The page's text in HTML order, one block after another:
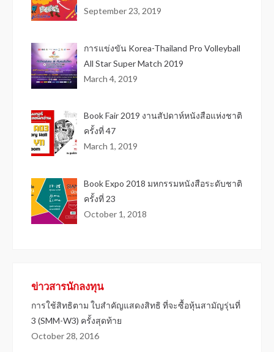
September 23, 2019
การแข่งขัน Korea-Thailand Pro Volleyball
All Star Super Match 2019
March 4, 2019
Book Fair 2019 งานสัปดาห์หนังสือแห่งชาติ
ครั้งที่ 47
March 1, 2019
Book Expo 2018 มหกรรมหนังสือระดับชาติ
ครั้งที่ 23
October 1, 2018
ข่าวสารนักลงทุน
การใช้สิทธิตาม ใบสำคัญแสดงสิทธิ ที่จะซื้อหุ้นสามัญรุ่นที่
3 (SMM-W3) ครั้งสุดท้าย
October 28, 2016